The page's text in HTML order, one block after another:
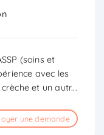
(soins et
avec les
et un autr...
une demande